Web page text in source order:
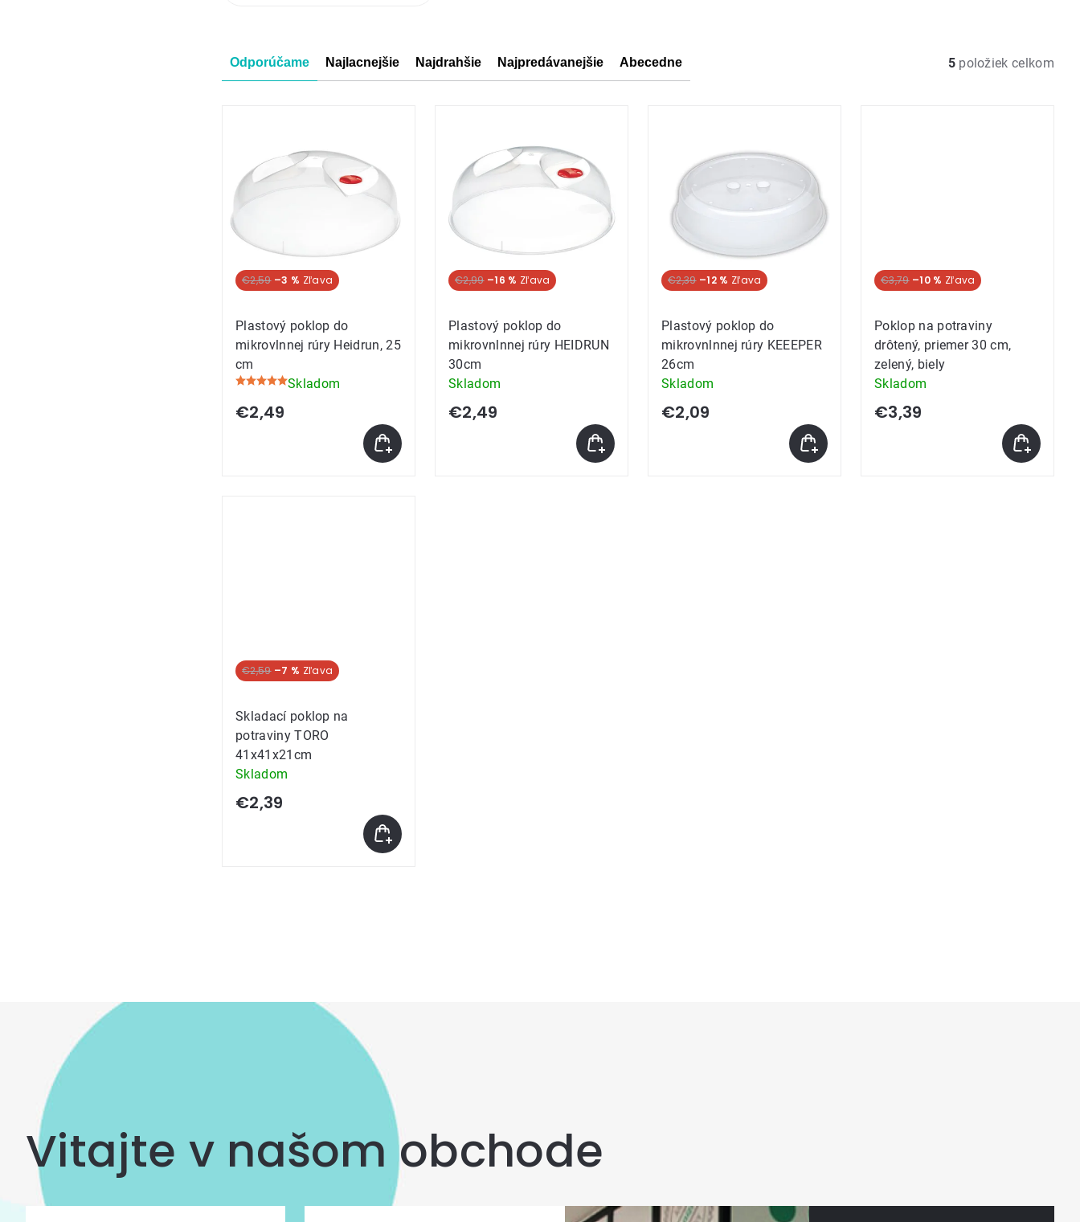
Radenie
Odporúčame Najlacnejšie Najdrahšie Najpredávanejšie Abecedne 5položiek celkom
produktov
€2,59 –3 %
Plastový poklop do
mikrovlnnej rúry Heidrun, 25
cm
Priemerné
hodnotenie
Skladom
€2,49
€2,99 –16 %
Plastový poklop do
mikrovnlnnej rúry HEIDRUN
30cm
Skladom
€2,49
€2,39 –12 %
Plastový poklop do
mikrovnlnnej rúry KEEEPER
26cm
Skladom
€2,09
€3,79 –10 %
Poklop na potraviny
drôtený, priemer 30 cm,
zelený, biely
Skladom
€3,39
€2,59 –7 %
Skladací poklop na
potraviny TORO
41x41x21cm
Skladom
€2,39
Vitajte v našom obchode